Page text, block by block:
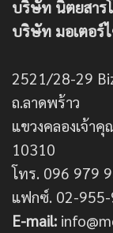
บริษัท นิตยสาร
บริษัท มอเตอร์ไ
2521/28-29
ถ.ลาดพร้าว
แขวงคลองเจ้า
10310
โทร. 096 979
แฟกซ์. 02-
E-mail: